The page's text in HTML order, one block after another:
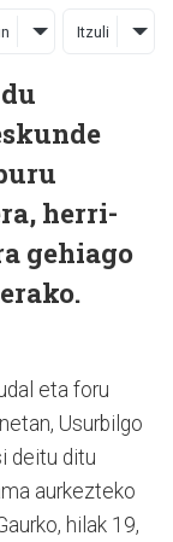
Itzuli
herri-
gehiago
eta foru
Usurbilgo
deitu ditu
aurkezteko
hilak 19,